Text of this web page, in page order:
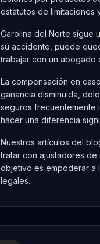
estatutos de limitaciones
Carolina del Norte sigue
su accidente, puede
trabajar con un abogado
La compensación en
ganancia disminuida,
seguros frecuentemente
hacer una diferencia
Nuestros artículos del
tratar con ajustadores
objetivo es empoderar a
legales.